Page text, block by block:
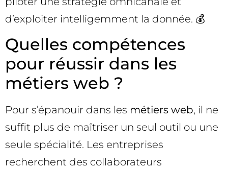
d’exploiter intelligemment la donnée. 💰
Quelles compétences
pour réussir dans les
métiers web ?
Pour s’épanouir dans les métiers web, il ne
suffit plus de maîtriser un seul outil ou une
seule spécialité. Les entreprises
recherchent des collaborateurs